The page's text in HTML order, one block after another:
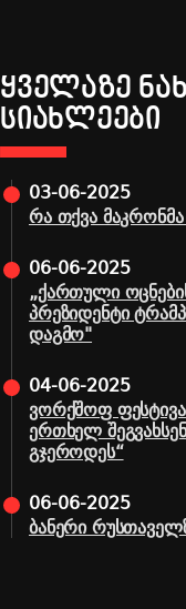
ᲧᲕᲔᲚᲐᲖᲔ
ᲡᲘᲐᲮᲚᲔᲔᲑᲘ
03-06-2025
რა თქვა მაკრონმა
06-06-2025
„ქართული
პრეზიდენტი
დაგმო"
04-06-2025
ვორქშოფ
ერთხელ
გჯეროდეს“
06-06-2025
ბანერი